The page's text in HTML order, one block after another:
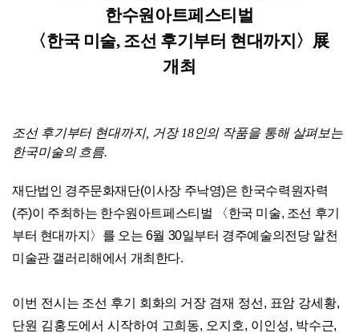
한수원아트페스티벌
〈한국 미술, 조선 후기부터 현대까지 〉 展
개최
조선 후기부터 현대까지, 거장 18인의 작품을 통해 살펴보는
한국미술의 흐름.
재단법인 경주문화재단(이사장 주낙영)은 한국수력원자력
(주)이 주최하는 한수원아트페스티벌 〈한국 미술, 조선 후기
부터 현대까지 〉 를 오는 6월 30일부터 경주예술의전당 알천
미술관 갤러리해에서 개최한다.
이번 전시는 조선 후기 회화의 거장 겸재 정선 , 표암 강세황,
단원 김홍도에서 시작하여 고희동, 오지호, 이인성, 박수근,